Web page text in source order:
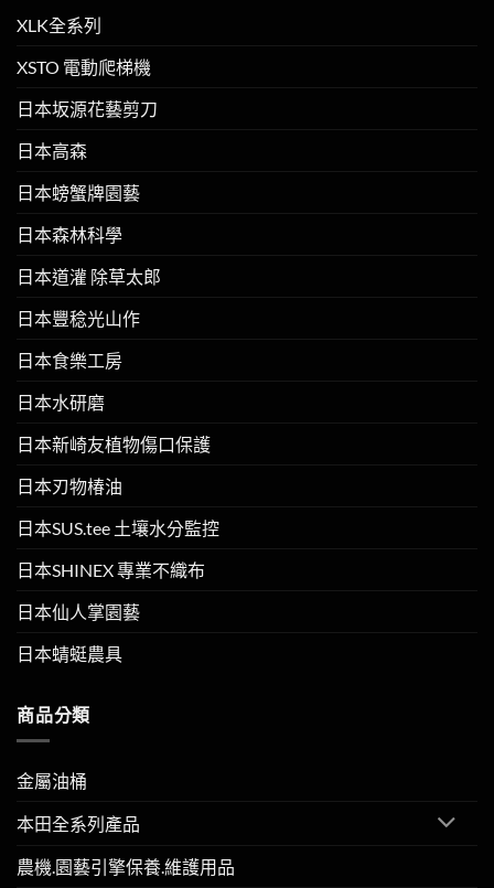
XLK全系列
XSTO 電動爬梯機
日本坂源花藝剪刀
日本高森
日本螃蟹牌園藝
日本森林科學
日本道灌 除草太郎
日本豐稔光山作
日本食樂工房
日本水研磨
日本新崎友植物傷口保護
日本刃物椿油
日本SUS.tee 土壤水分監控
日本SHINEX 專業不織布
日本仙人掌園藝
日本蜻蜓農具
商品分類
金屬油桶
本田全系列產品
農機.園藝引擎保養.維護用品